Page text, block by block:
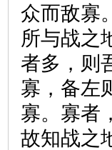
众而敌寡
所与战之
者多，则
寡，备左
寡。寡者
故知战之